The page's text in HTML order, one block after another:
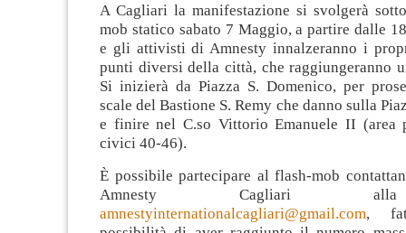
A Cagliari la manifestazione si svolgerà
mob statico sabato 7 Maggio, a partire dalle
e gli attivisti di Amnesty innalzeranno i
punti diversi della città, che raggiungeranno
Si inizierà da Piazza S. Domenico, per
scale del Bastione S. Remy che danno sulla
e finire nel C.so Vittorio Emanuele II (area
civici 40-46).
È possibile partecipare al flash-mob
Amnesty Cagliari
amnestyinternationalcagliari@gmail.com,